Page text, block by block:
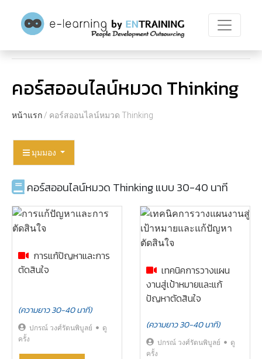
คอร์สออนไลน์หมวด Thinking
หน้าแรก / คอร์สออนไลน์หมวด Thinking
มุมมอง
คอร์สออนไลน์หมวด Thinking แบบ 30-40 นาที
การแก้ปัญหาและการ
ตัดสินใจ
(ความยาว 30-40 นาที)
ปกรณ์ วงศ์รัตนพิบูลย์ ดู
ครั้ง
เทคนิคการวางแผน
งานสู่เป้าหมายและแก้
ปัญหาตัดสินใจ
(ความยาว 30-40 นาที)
ปกรณ์ วงศ์รัตนพิบูลย์ ดู
ครั้ง